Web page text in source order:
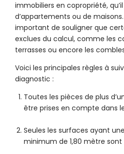
immobiliers en copropriété, qu’il
d’appartements ou de
important de souligner que
exclues du calcul, comme les
terrasses ou encore les
Voici les principales règles à
diagnostic :
Toutes les pièces de plus
être prises en compte dans
Seules les surfaces ayant
minimum de 1,80 mètre